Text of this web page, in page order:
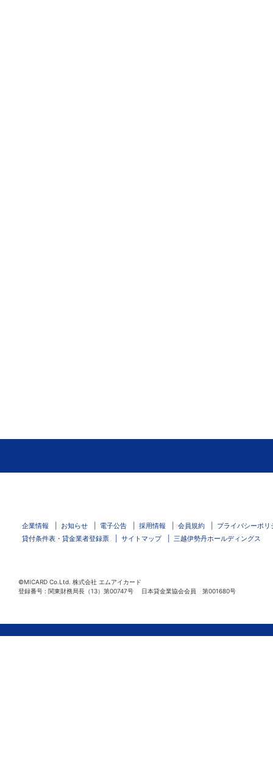
企業情報 お知らせ 電子公告 採用情報 会員規約
プライバシーポリ
貸付条件表・貸金業者登録票
サイトマップ 三越伊勢丹ホールディングス
©MICARD Co.Ltd. 株式会社 エムアイカード
登録番号 : 関東財務局長（13）第00747号 日本貸金業協会会員 第001680号